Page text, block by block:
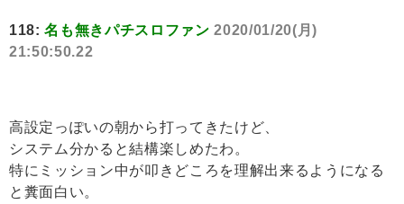
118:名も無きパチスロファン 2020/01/20(月)
21:50:50.22
高設定っぽいの朝から打ってきたけど、
システム分かると結構楽しめたわ。
特にミッション中が叩きどころを理解出来るようになる
と糞面白い。